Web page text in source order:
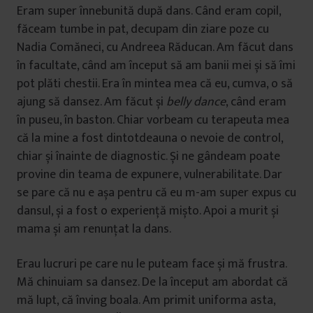
Eram super înnebunită după dans. Când eram copil,
făceam tumbe in pat, decupam din ziare poze cu
Nadia Comăneci, cu Andreea Răducan. Am făcut dans
în facultate, când am început să am banii mei și să îmi
pot plăti chestii. Era în mintea mea că eu, cumva, o să
ajung să dansez. Am făcut și belly dance, când eram
în puseu, în baston. Chiar vorbeam cu terapeuta mea
că la mine a fost dintotdeauna o nevoie de control,
chiar și înainte de diagnostic. Și ne gândeam poate
provine din teama de expunere, vulnerabilitate. Dar
se pare că nu e așa pentru că eu m-am super expus cu
dansul, și a fost o experiență mișto. Apoi a murit și
mama și am renunțat la dans.
Erau lucruri pe care nu le puteam face și mă frustra.
Mă chinuiam sa dansez. De la început am abordat că
mă lupt, că înving boala. Am primit uniforma asta,